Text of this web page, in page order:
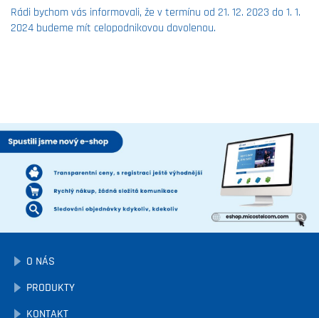
Rádi bychom vás informovali, že v termínu od 21. 12. 2023 do 1. 1.
2024 budeme mít celopodnikovou dovolenou.
O NÁS
PRODUKTY
KONTAKT